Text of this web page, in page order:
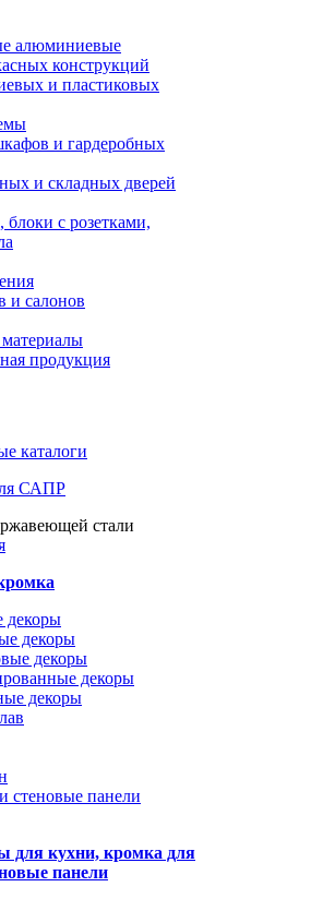
алюминиевые
конструкций
и пластиковых
и гардеробных
и складных дверей
с розетками,
и салонов
продукция
каталоги
САПР
декоры
декоры
декоры
декоры
декоры
для кухни, кромка для
панели